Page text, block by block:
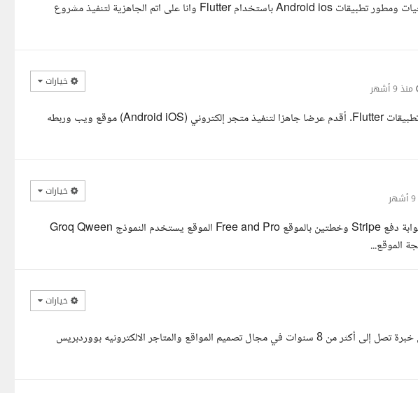
يعطيك العافية ا.ملهم , معاك كريم مهندس برمجيات ومطور تطبيقات Android ios باستخدام Flutter وانا على اتم الجاهزية لتنفيذ مشروع
منذ 9 أشهر خيارات
مرحبا أ. ملهم، أنا محمود حسين مهندس تطوير تطبيقات Flutter. أقدم عرضا جاهزا لتنفيذ متجر إلكتروني (Android iOS) موقع ويب وربطه
خيارات
لدي مشروع MVP AI SUMMARIZER مع بوابة دفع Stripe وخطتين بالموقع Free and Pro الموقع يستخدم النموذج Groq Qween
خيارات
مرحبا بشمهندس ملهم ... أنا كريم الكفراوي ولدى خبرة تصل إلى أكثر من 8 سنوات في مجال تصميم المواقع والمتاجر الالكترونيه بووردبريس